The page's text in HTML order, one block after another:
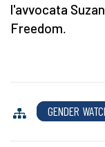
l'avvocata
Freedom.
GENDER